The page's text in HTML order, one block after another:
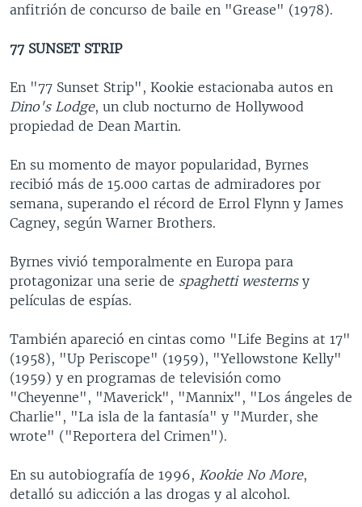
anfitrión de concurso de baile en "Grease" (1978).
77 SUNSET STRIP
En "77 Sunset Strip", Kookie estacionaba autos en
Dino's Lodge, un club nocturno de Hollywood
propiedad de Dean Martin.
En su momento de mayor popularidad, Byrnes
recibió más de 15.000 cartas de admiradores por
semana, superando el récord de Errol Flynn y James
Cagney, según Warner Brothers.
Byrnes vivió temporalmente en Europa para
protagonizar una serie de spaghetti westernsy
películas de espías.
También apareció en cintas como "Life Begins at 17"
(1958), "Up Periscope" (1959), "Yellowstone Kelly"
(1959) y en programas de televisión como
"Cheyenne", "Maverick", "Mannix", "Los ángeles de
Charlie", "La isla de la fantasía" y "Murder, she
wrote" ("Reportera del Crimen").
En su autobiografía de 1996, Kookie No More,
detalló su adicción a las drogas y al alcohol.